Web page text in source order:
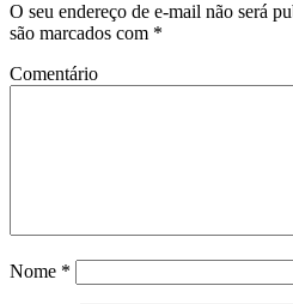
O seu endereço de e-mail não será
são marcados com *
Comentário
Nome *